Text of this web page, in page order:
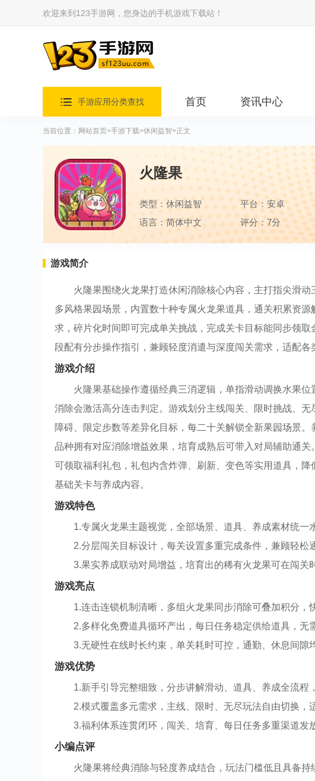
欢迎来到123手游网，您身边的手机游戏下载站！
手游应用分类查找 首页 资讯中心
当前位置： 网站首页>手游下载>休闲益智>正文
火隆果
类型：休闲益智 平台：安卓
语言：简体中文
评分：7分
游戏简介
火隆果围绕火龙果打造休闲消除核心内容，主打指尖滑
多风格果园场景，内置数十种专属火龙果道具，通关积累资
求，碎片化时间即可完成单关挑战，完成关卡目标能同步领
段配有分步操作指引，兼顾轻度消遣与深度闯关需求，适配各
游戏介绍
火隆果基础操作遵循经典三消逻辑，单指滑动调换水果
消除会激活高分连击判定。游戏划分主线闯关、限时挑战、
障碍、限定步数等差异化目标，每二十关解锁全新果园场景
品种拥有对应消除增益效果，培育成熟后可带入对局辅助通
可领取福利礼包，礼包内含炸弹、刷新、变色等实用道具，
基础关卡与养成内容。
游戏特色
1.专属火龙果主题视觉，全部场景、道具、养成素材统一
2.分层闯关目标设计，每关设置多重完成条件，兼顾轻松
3.果实养成联动对局增益，培育出的稀有火龙果可在闯关
游戏亮点
1.连击连锁机制清晰，多组火龙果同步消除可叠加积分，
2.多样化免费道具循环产出，每日任务稳定供给道具，无
3.无硬性在线时长约束，单关耗时可控，通勤、休息间隙
游戏优势
1.新手引导完整细致，分步讲解滑动、道具、养成全流程
2.模式覆盖多元需求，主线、限时、无尽玩法自由切换，
3.福利体系连贯闭环，闯关、培育、每日任务多重渠道发
小编点评
火隆果将经典消除与轻度养成结合，玩法门槛低且具备